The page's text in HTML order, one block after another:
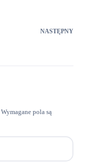
NASTĘPNY
Wymagane pola są